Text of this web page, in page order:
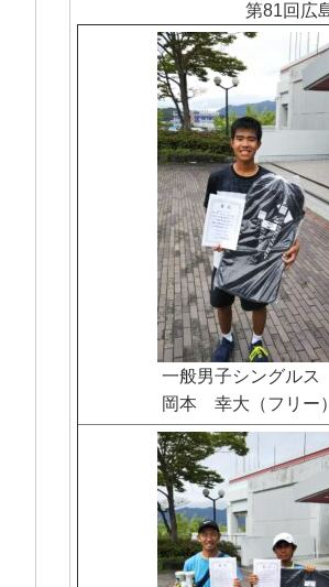
第81回広
一般男子シングルス
岡本 幸大（フリー）